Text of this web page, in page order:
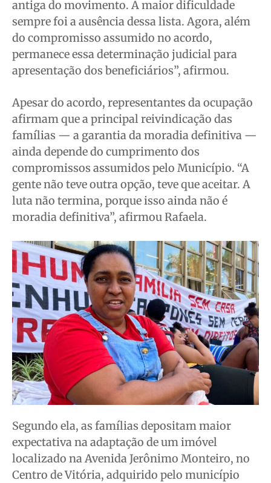
antiga do movimento. A maior dificuldade
sempre foi a ausência dessa lista. Agora, além
do compromisso assumido no acordo,
permanece essa determinação judicial para
apresentação dos beneficiários”, afirmou.
Apesar do acordo, representantes da ocupação
afirmam que a principal reivindicação das
famílias — a garantia da moradia definitiva —
ainda depende do cumprimento dos
compromissos assumidos pelo Município. “A
gente não teve outra opção, teve que aceitar. A
luta não termina, porque isso ainda não é
moradia definitiva”, afirmou Rafaela.
Segundo ela, as famílias depositam maior
expectativa na adaptação de um imóvel
localizado na Avenida Jerônimo Monteiro, no
Centro de Vitória, adquirido pelo município